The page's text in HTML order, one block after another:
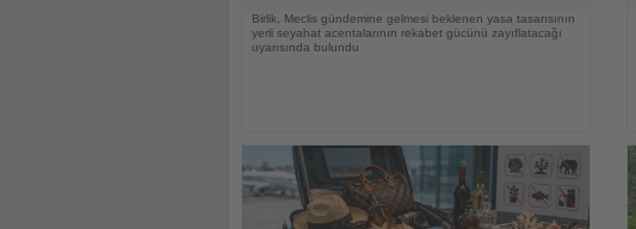
Birlik, Meclis gündemine gelmesi beklenen yasa tasarısının
yerli seyahat acentalarının rekabet gücünü zayıflatacağı
uyarısında bulundu